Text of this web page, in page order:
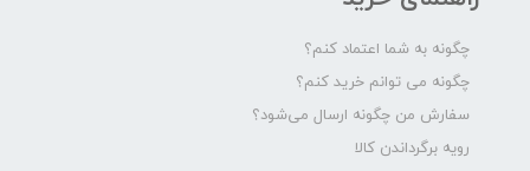
چگونه به شما اعتماد کنم؟
چگونه می توانم خرید کنم؟
سفارش من چگونه ارسال می‌شود؟
رویه برگرداندن کالا